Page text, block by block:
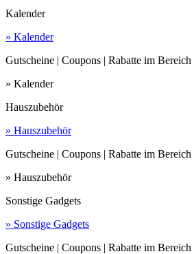
Kalender
» Kalender
Gutscheine | Coupons | Rabatte im Bereich
» Kalender
Hauszubehör
» Hauszubehör
Gutscheine | Coupons | Rabatte im Bereich
» Hauszubehör
Sonstige Gadgets
» Sonstige Gadgets
Gutscheine | Coupons | Rabatte im Bereich